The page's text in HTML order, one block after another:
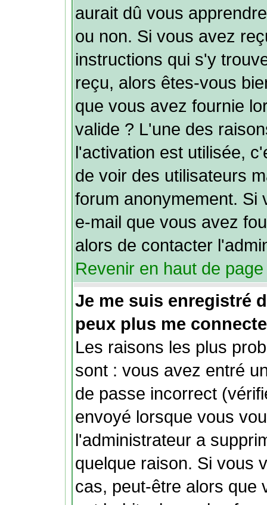
aurait dû vous
ou non. Si vous avez
instructions qui s'y
reçu, alors êtes-vous
que vous avez fournie
valide ? L'une des
l'activation est utilisée,
de voir des utilisateurs
forum anonymement. Si
e-mail que vous avez
alors de contacter
Revenir en haut de page
Je me suis enregistré
peux plus me
Les raisons les plus
sont : vous avez entré
de passe incorrect
envoyé lorsque vous
l'administrateur a
quelque raison. Si vous
cas, peut-être alors que